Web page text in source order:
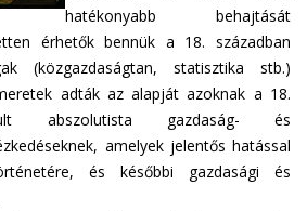
hatékonyabb behajtását
érhetők bennük a 18. században
(közgazdaságtan, statisztika stb.)
adták az alapját azoknak a 18.
abszolutista gazdaság- és
amelyek jelentős hatással
és későbbi gazdasági és